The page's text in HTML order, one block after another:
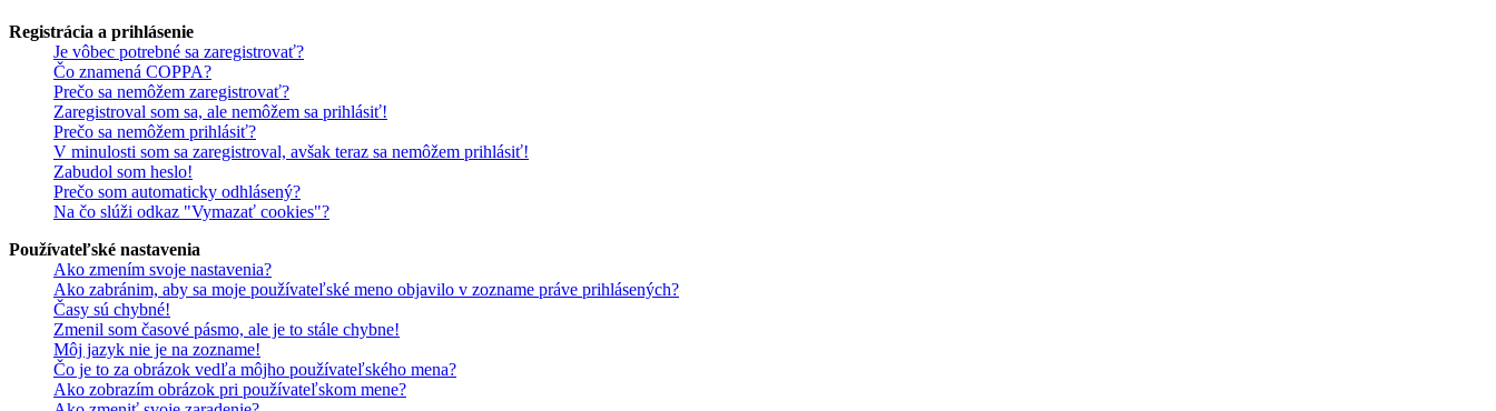
Registrácia a prihlásenie
Je vôbec potrebné sa zaregistrovať?
Čo znamená COPPA?
Prečo sa nemôžem zaregistrovať?
Zaregistroval som sa, ale nemôžem sa prihlásiť!
Prečo sa nemôžem prihlásiť?
V minulosti som sa zaregistroval, avšak teraz sa nemôžem prihlásiť!
Zabudol som heslo!
Prečo som automaticky odhlásený?
Na čo slúži odkaz "Vymazať cookies"?
Používateľské nastavenia
Ako zmením svoje nastavenia?
Ako zabránim, aby sa moje používateľské meno objavilo v zozname práve prihlásených?
Časy sú chybné!
Zmenil som časové pásmo, ale je to stále chybne!
Môj jazyk nie je na zozname!
Čo je to za obrázok vedľa môjho používateľského mena?
Ako zobrazím obrázok pri používateľskom mene?